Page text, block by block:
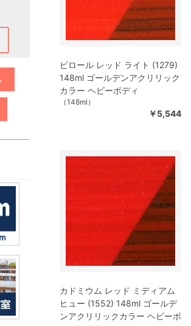
ピロール レッド ライト (1279)
148ml ゴールデンアクリリック
カラー ヘビーボディ
（148ml）
￥5,544
カドミウム レッド ミディアム
ヒュー (1552) 148ml ゴールデ
ンアクリリックカラー ヘビーボ